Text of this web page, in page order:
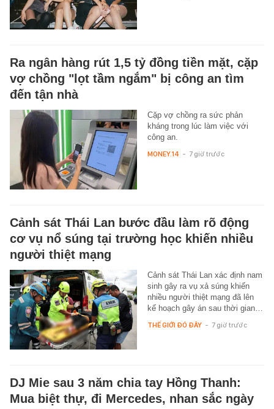
Ra ngân hàng rút 1,5 tỷ đồng tiền mặt, cặp
vợ chồng "lọt tầm ngắm" bị công an tìm
đến tận nhà
Cặp vợ chồng ra sức phản
kháng trong lúc làm việc với
công an.
MONEY.14 - 7 giờ trước
Cảnh sát Thái Lan bước đầu làm rõ động
cơ vụ nổ súng tại trường học khiến nhiều
người thiệt mạng
Cảnh sát Thái Lan xác định nam
sinh gây ra vụ xả súng khiến
nhiều người thiệt mạng đã lên
kế hoạch gây án sau thời gian…
THẾ GIỚI ĐÓ ĐÂY - 7 giờ trước
DJ Mie sau 3 năm chia tay Hồng Thanh:
Mua biệt thự, đi Mercedes, nhan sắc ngày